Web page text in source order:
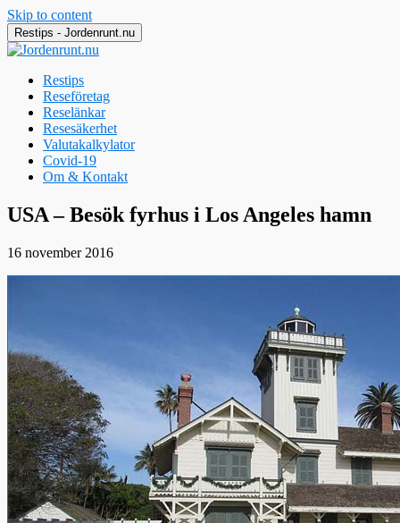
Skip to content
Restips - Jordenrunt.nu
Restips
Reseföretag
Reselänkar
Resesäkerhet
Valutakalkylator
Covid-19
Om & Kontakt
Jordenrunt.nu
Tusen Restips från hela världen
USA – Besök fyrhus i Los Angeles hamn
16 november 2016